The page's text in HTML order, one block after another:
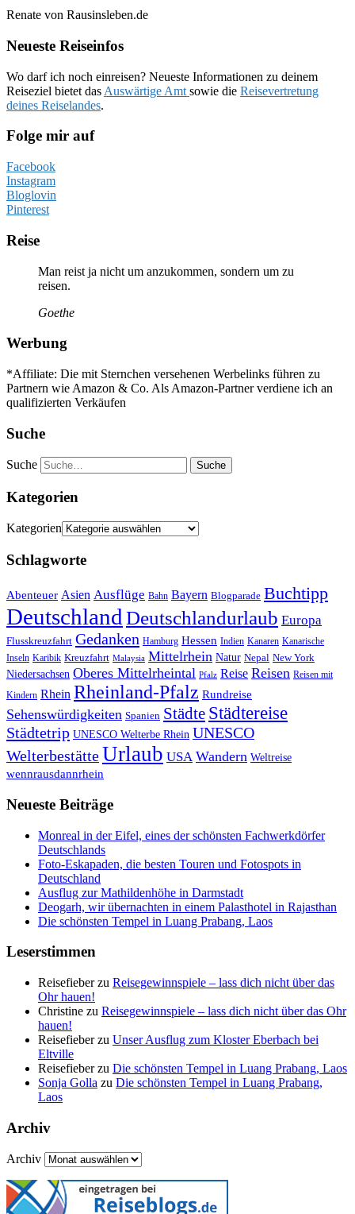
Renate von Rausinsleben.de
Neueste Reiseinfos
Wo darf ich noch einreisen? Neueste Informationen zu deinem
Reiseziel bietet das Auswärtige Amt sowie die Reisevertretung
deines Reiselandes.
Folge mir auf
Facebook
Instagram
Bloglovin
Pinterest
Reise
Man reist ja nicht um anzukommen, sondern um zu
reisen.
Goethe
Werbung
*Affiliate: Die mit Sternchen versehenen Werbelinks führen zu
Partnern wie Amazon & Co. Als Amazon-Partner verdiene ich an
qualifizierten Verkäufen
Suche
Suche
Kategorien
Kategorien
Schlagworte
Abenteuer Asien Ausflüge Bahn Bayern Blogparade Buchtipp
Deutschland Deutschlandurlaub Europa
Flusskreuzfahrt Gedanken Hamburg Hessen Indien Kanaren Kanarische
Inseln Karibik Kreuzfahrt Malaysia Mittelrhein Natur Nepal New York
Niedersachsen Oberes Mittelrheintal Pfalz Reise Reisen Reisen mit
Kindern Rhein Rheinland-Pfalz Rundreise
Sehenswürdigkeiten Spanien Städte Städtereise
Städtetrip UNESCO Welterbe Rhein UNESCO
WelterbestätteUrlaub USA Wandern Weltreise
wennrausdannrhein
Neueste Beiträge
Monreal in der Eifel, eines der schönsten Fachwerkdörfer
Deutschlands
Foto-Eskapaden, die besten Touren und Fotospots in
Deutschland
Ausflug zur Mathildenhöhe in Darmstadt
Deogarh, wir übernachten in einem Palasthotel in Rajasthan
Die schönsten Tempel in Luang Prabang, Laos
Leserstimmen
Reisefieberzu Reisegewinnspiele – lass dich nicht über das
Ohr hauen!
Christine zu Reisegewinnspiele – lass dich nicht über das Ohr
hauen!
Reisefieberzu Unser Ausflug zum Kloster Eberbach bei
Eltville
Reisefieberzu Die schönsten Tempel in Luang Prabang, Laos
Sonja Golla zu Die schönsten Tempel in Luang Prabang,
Laos
Archiv
Archiv